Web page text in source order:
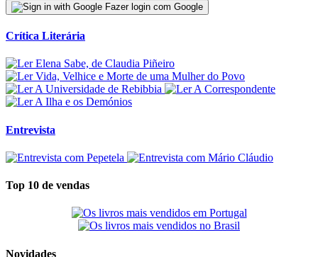
Fazer login com Google
Crítica Literária
Entrevista
Top 10 de vendas
Novidades